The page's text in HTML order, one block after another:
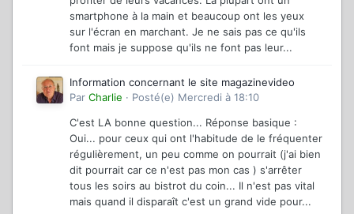
smartphone à la main et beaucoup ont les yeux
sur l'écran en marchant. Je ne sais pas ce qu'ils
font mais je suppose qu'ils ne font pas leur...
Information concernant le site magazinevideo
Par Charlie · Posté(e) Mercredi à 18:10
C'est LA bonne question... Réponse basique :
Oui... pour ceux qui ont l'habitude de le fréquenter
régulièrement, un peu comme on pourrait (j'ai bien
dit pourrait car ce n'est pas mon cas ) s'arrêter
tous les soirs au bistrot du coin... Il n'est pas vital
mais quand il disparaît c'est un grand vide pour...